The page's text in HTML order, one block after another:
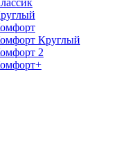
Круглый
2